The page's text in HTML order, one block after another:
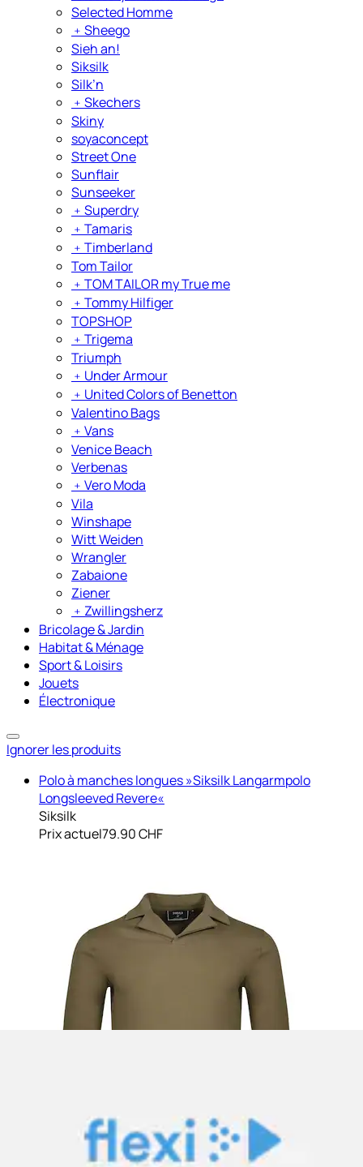
Selected Homme
﹢ Sheego
Sieh an!
Siksilk
Silk’n
﹢ Skechers
Skiny
soyaconcept
Street One
Sunflair
Sunseeker
﹢ Superdry
﹢ Tamaris
﹢ Timberland
Tom Tailor
﹢ TOM TAILOR my True me
﹢ Tommy Hilfiger
TOPSHOP
﹢ Trigema
Triumph
﹢ Under Armour
﹢ United Colors of Benetton
Valentino Bags
﹢ Vans
Venice Beach
Verbenas
﹢ Vero Moda
Vila
Winshape
Witt Weiden
Wrangler
Zabaione
Ziener
﹢ Zwillingsherz
Bricolage & Jardin
Habitat & Ménage
Sport & Loisirs
Jouets
Électronique
Ignorer les produits
Polo à manches longues »Siksilk Langarmpolo
Longsleeved Revere«
Siksilk
Prix actuel79.90 CHF